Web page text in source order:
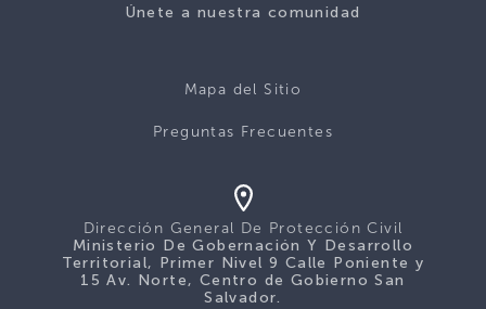
Únete a nuestra comunidad
Mapa del Sitio
Preguntas Frecuentes
Dirección General De Protección Civil
Ministerio De Gobernación Y Desarrollo
Territorial, Primer Nivel 9 Calle Poniente y
15 Av. Norte, Centro de Gobierno San
Salvador.